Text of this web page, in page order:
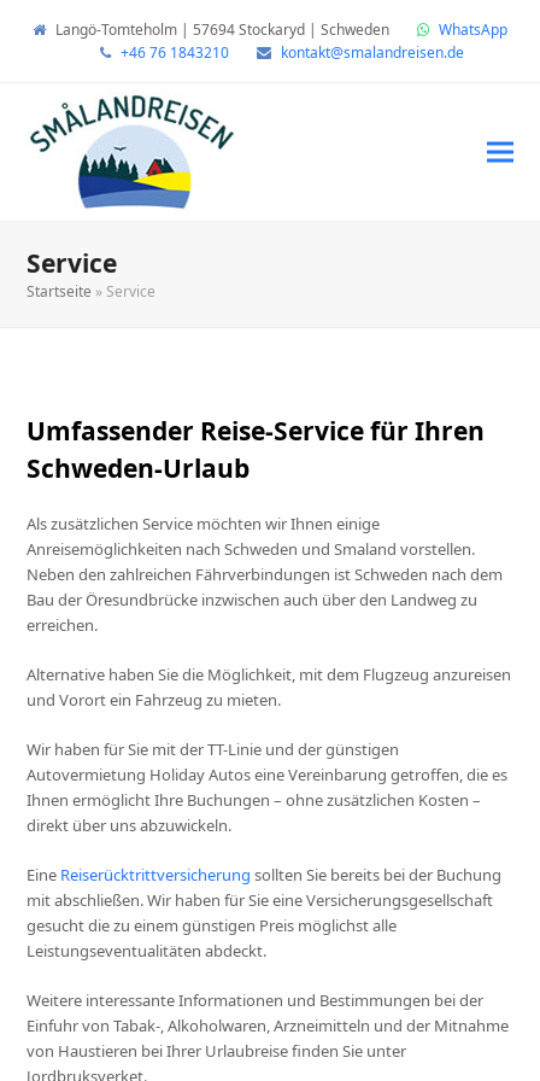
Langö-Tomteholm | 57694 Stockaryd | Schweden
WhatsApp
+46 76 1843210
kontakt@smalandreisen.de
Service
Startseite »Service
Umfassender Reise-Service für Ihren
Schweden-Urlaub
Als zusätzlichen Service möchten wir Ihnen einige
Anreisemöglichkeiten nach Schweden und Smaland vorstellen.
Neben den zahlreichen Fährverbindungen ist Schweden nach dem
Bau der Öresundbrücke inzwischen auch über den Landweg zu
erreichen.
Alternative haben Sie die Möglichkeit, mit dem Flugzeug anzureisen
und Vorort ein Fahrzeug zu mieten.
Wir haben für Sie mit der TT-Linie und der günstigen
Autovermietung Holiday Autos eine Vereinbarung getroffen, die es
Ihnen ermöglicht Ihre Buchungen – ohne zusätzlichen Kosten –
direkt über uns abzuwickeln.
Eine Reiserücktrittversicherung sollten Sie bereits bei der Buchung
mit abschließen. Wir haben für Sie eine Versicherungsgesellschaft
gesucht die zu einem günstigen Preis möglichst alle
Leistungseventualitäten abdeckt.
Weitere interessante Informationen und Bestimmungen bei der
Einfuhr von Tabak-, Alkoholwaren, Arzneimitteln und der Mitnahme
von Haustieren bei Ihrer Urlaubreise finden Sie unter
Jordbruksverket.